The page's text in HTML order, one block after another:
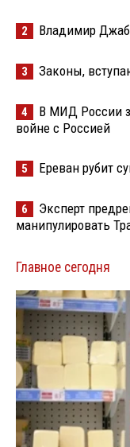
2 Владимир
3 Законы,
4
В МИД России
войне с Россией
5 Ереван рубит
6
Эксперт
манипулировать
Главное сегодня